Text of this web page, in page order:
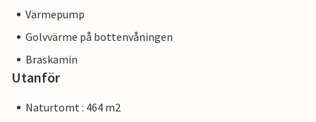
Värmepump
Golvvärme på bottenvåningen
Braskamin
Utanför
Naturtomt : 464 m2